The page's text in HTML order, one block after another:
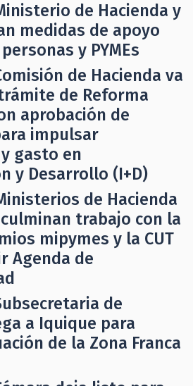
de Hacienda y
medidas de apoyo
y PYMEs
de Hacienda va
de Reforma
aprobación de
impulsar
gasto en
y Desarrollo (I+D)
de Hacienda
trabajo con la
mipymes y la CUT
Agenda de
de
a Iquique para
de la Zona Franca